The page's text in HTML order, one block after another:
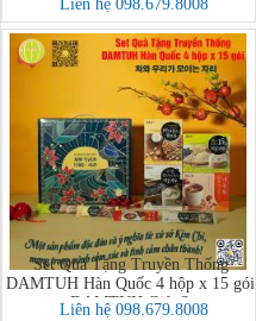
Liên hệ 098.679.8008
Set Quà Tặng Truyền Thống
DAMTUH Hàn Quốc 4 hộp x 15 gói
- DAMTUH Gift Set
Liên hệ 098.679.8008